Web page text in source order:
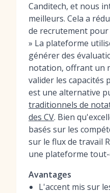
Canditech, et nous
meilleurs. Cela a
de recrutement pour
» La plateforme
générer des
notation, offrant un
valider les capacités
est une alternative
traditionnels de
des CV. Bien
basés sur les
sur le flux de travail
une plateforme
Avantages
L'accent mis sur